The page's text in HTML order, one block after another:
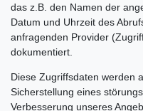
das z.B. den Namen der
Datum und Uhrzeit des
anfragenden Provider
dokumentiert.
Diese Zugriffsdaten werden
Sicherstellung eines
Verbesserung unseres